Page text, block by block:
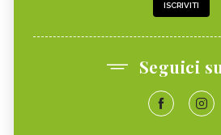
ISCRIVITI
Seguici